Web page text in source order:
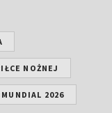
NOŻNEJ
2026